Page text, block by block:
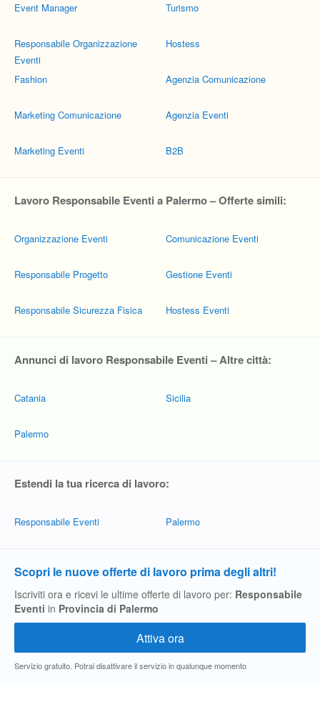
Event Manager
Responsabile Organizzazione
Eventi
Fashion
Marketing Comunicazione
Marketing Eventi
Turismo
Hostess
Agenzia Comunicazione
Agenzia Eventi
B2B
Lavoro Responsabile Eventi a Palermo – Offerte simili:
Organizzazione Eventi
Responsabile Progetto
Responsabile Sicurezza Fisica
Comunicazione Eventi
Gestione Eventi
Hostess Eventi
Annunci di lavoro Responsabile Eventi – Altre città:
Catania
Palermo
Sicilia
Estendi la tua ricerca di lavoro:
Responsabile Eventi Palermo
Scopri le nuove offerte di lavoro prima degli altri!
Iscriviti ora e ricevi le ultime offerte di lavoro per: Responsabile
Eventi in Provincia di Palermo
Servizio gratuito. Potrai disattivare il servizio in qualunque momento